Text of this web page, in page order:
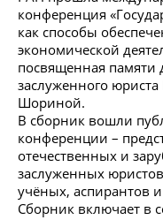
конференция
как способы
экономической
посвященная памяти
заслуженного
Шориной.
В сборник вошли
конференции –
отечественных и
заслуженных
учёных, аспирантов
Сборник включает в